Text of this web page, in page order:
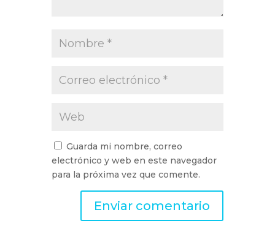
Guarda mi nombre, correo
electrónico y web en este navegador
para la próxima vez que comente.